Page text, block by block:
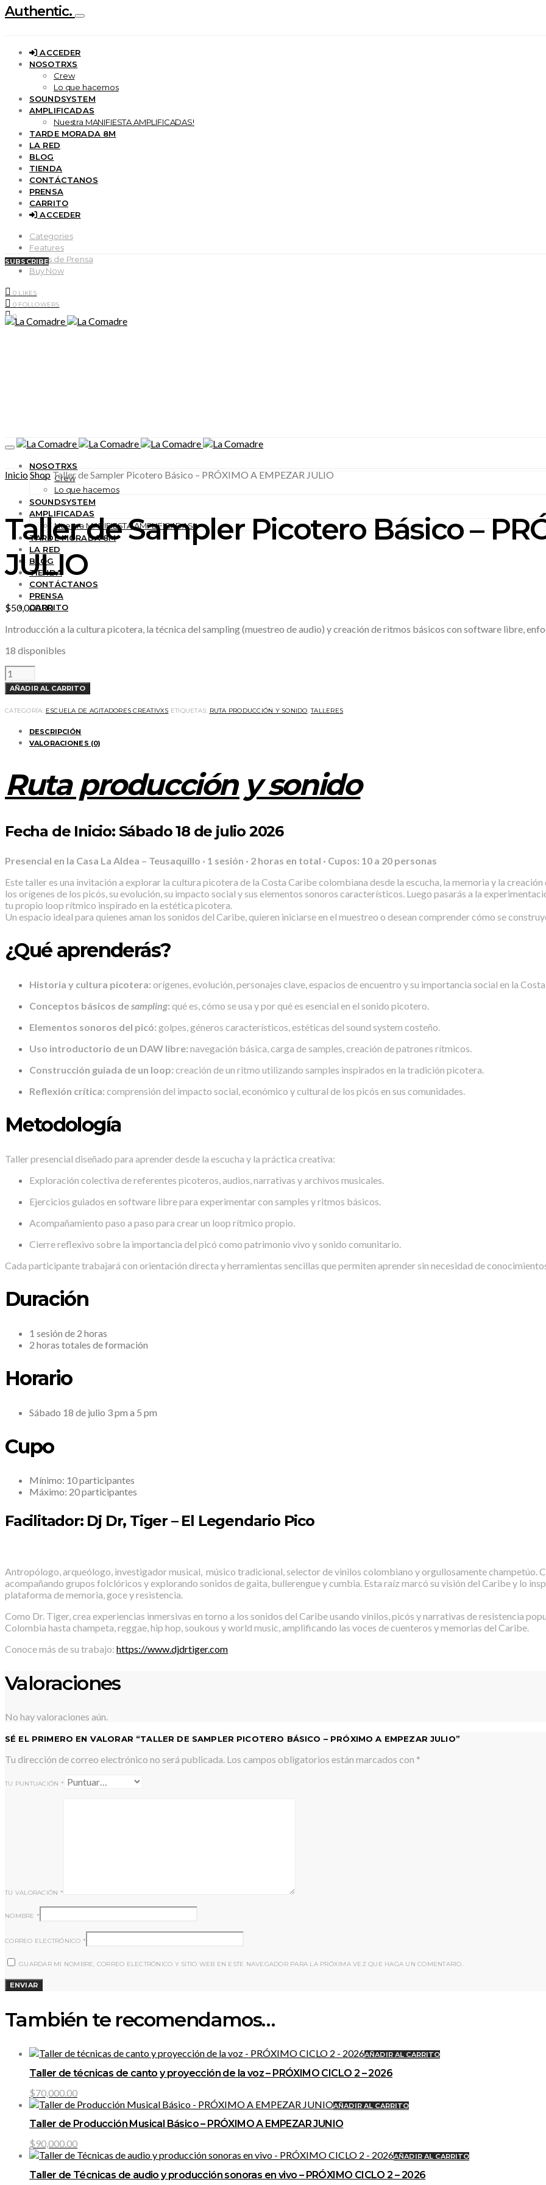
Authentic.
ACCEDER
NOSOTRXS
Crew
Lo que hacemos
SOUNDSYSTEM
AMPLIFICADAS
Nuestra MANIFIESTA AMPLIFICADAS!
TARDE MORADA 8M
LA RED
BLOG
TIENDA
CONTÁCTANOS
PRENSA
CARRITO
ACCEDER
Categories
Features
Notas de Prensa
Buy Now
0 LIKES
0 FOLLOWERS
0
SUBSCRIBE
NOSOTRXS
Crew
Lo que hacemos
SOUNDSYSTEM
AMPLIFICADAS
Nuestra MANIFIESTA AMPLIFICADAS!
TARDE MORADA 8M
LA RED
BLOG
TIENDA
CONTÁCTANOS
PRENSA
CARRITO
InicioShop Taller de Sampler Picotero Básico – PRÓXIMO A EMPEZAR JULIO
Taller de Sampler Picotero Básico –
JULIO
$50,000.00
Introducción a la cultura picotera, la técnica del sampling (muestreo de audio) y creación de ritmos básicos con software libre,
18 disponibles
TALLER
DE
SAMPLER
PICOTERO
-
EMPEZAR
JULIO
CANTIDAD
AÑADIR AL CARRITO
CATEGORÍA: ESCUELA DE AGITADORES CREATIVXS ETIQUETAS: RUTA PRODUCCIÓN Y SONIDO,TALLERES
DESCRIPCIÓN
VALORACIONES (0)
Ruta producción y sonido
Fecha de Inicio: Sábado 18 de julio 2026
Presencial en la Casa La Aldea – Teusaquillo · 1 sesión · 2 horas en total · Cupos: 10 a 20 personas
Este taller es una invitación a explorar la cultura picotera de la Costa Caribe colombiana desde la escucha, la memoria y la
los orígenes de los picós, su evolución, su impacto social y sus elementos sonoros característicos. Luego pasarás a la
tu propio loop rítmico inspirado en la estética picotera.
Un espacio ideal para quienes aman los sonidos del Caribe, quieren iniciarse en el muestreo o desean comprender cómo se
¿Qué aprenderás?
Historia y cultura picotera: orígenes, evolución, personajes clave, espacios de encuentro y su importancia social en la
Conceptos básicos de sampling: qué es, cómo se usa y por qué es esencial en el sonido picotero.
Elementos sonoros del picó: golpes, géneros característicos, estéticas del sound system costeño.
Uso introductorio de un DAW libre: navegación básica, carga de samples, creación de patrones rítmicos.
Construcción guiada de un loop: creación de un ritmo utilizando samples inspirados en la tradición picotera.
Reflexión crítica: comprensión del impacto social, económico y cultural de los picós en sus comunidades.
Metodología
Taller presencial diseñado para aprender desde la escucha y la práctica creativa:
Exploración colectiva de referentes picoteros, audios, narrativas y archivos musicales.
Ejercicios guiados en software libre para experimentar con samples y ritmos básicos.
Acompañamiento paso a paso para crear un loop rítmico propio.
Cierre reflexivo sobre la importancia del picó como patrimonio vivo y sonido comunitario.
Cada participante trabajará con orientación directa y herramientas sencillas que permiten aprender sin necesidad de
Duración
1 sesión de 2 horas
2 horas totales de formación
Horario
Sábado 18 de julio 3 pm a 5 pm
Cupo
Mínimo: 10 participantes
Máximo: 20 participantes
Facilitador: Dj Dr, Tiger – El Legendario Pico
Antropólogo, arqueólogo, investigador musical, músico tradicional, selector de vinilos colombiano y orgullosamente champetúo.
acompañando grupos folclóricos y explorando sonidos de gaita, bullerengue y cumbia. Esta raíz marcó su visión del Caribe y lo
plataforma de memoria, goce y resistencia.
​Como Dr. Tiger, crea experiencias inmersivas en torno a los sonidos del Caribe usando vinilos, picós y narrativas de resistencia
Colombia hasta champeta, reggae, hip hop, soukous y world music, amplificando las voces de cuenteros y memorias del Caribe.
Conoce más de su trabajo: https://www.djdrtiger.com
Valoraciones
No hay valoraciones aún.
SÉ EL PRIMERO EN VALORAR “TALLER DE SAMPLER PICOTERO BÁSICO – PRÓXIMO A EMPEZAR JULIO”
Tu dirección de correo electrónico no será publicada. Los campos obligatorios están marcados con *
TU PUNTUACIÓN *
TU VALORACIÓN *
NOMBRE *
CORREO ELECTRÓNICO *
GUARDAR MI NOMBRE, CORREO ELECTRÓNICO Y SITIO WEB EN ESTE NAVEGADOR PARA LA PRÓXIMA VEZ QUE HAGA UN COMENTARIO.
También te recomendamos…
AÑADIR AL CARRITO
Taller de técnicas de canto y proyección de la voz – PRÓXIMO CICLO 2 – 2026
$70,000.00
AÑADIR AL CARRITO
Taller de Producción Musical Básico – PRÓXIMO A EMPEZAR JUNIO
$90,000.00
AÑADIR AL CARRITO
Taller de Técnicas de audio y producción sonoras en vivo – PRÓXIMO CICLO 2 – 2026